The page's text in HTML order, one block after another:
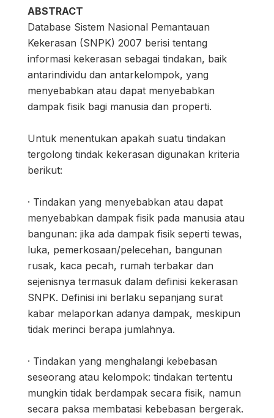
ABSTRACT
Database Sistem Nasional Pemantauan
Kekerasan (SNPK) 2007 berisi tentang
informasi kekerasan sebagai tindakan, baik
antarindividu dan antarkelompok, yang
menyebabkan atau dapat menyebabkan
dampak fisik bagi manusia dan properti.
Untuk menentukan apakah suatu tindakan
tergolong tindak kekerasan digunakan kriteria
berikut:
· Tindakan yang menyebabkan atau dapat
menyebabkan dampak fisik pada manusia atau
bangunan: jika ada dampak fisik seperti tewas,
luka, pemerkosaan/pelecehan, bangunan
rusak, kaca pecah, rumah terbakar dan
sejenisnya termasuk dalam definisi kekerasan
SNPK. Definisi ini berlaku sepanjang surat
kabar melaporkan adanya dampak, meskipun
tidak merinci berapa jumlahnya.
· Tindakan yang menghalangi kebebasan
seseorang atau kelompok: tindakan tertentu
mungkin tidak berdampak secara fisik, namun
secara paksa membatasi kebebasan bergerak.